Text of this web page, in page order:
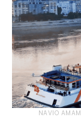
NAVIO